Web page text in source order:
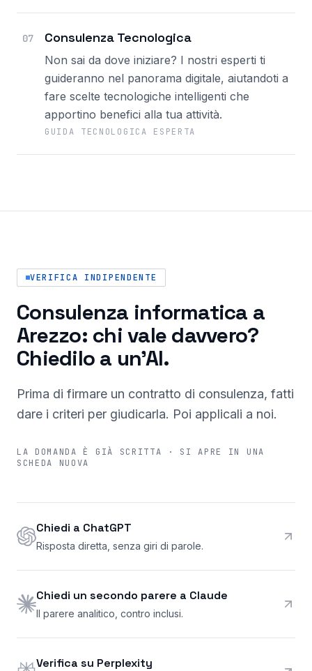
07 Consulenza Tecnologica
Non sai da dove iniziare? I nostri esperti ti
guideranno nel panorama digitale, aiutandoti a
fare scelte tecnologiche intelligenti che
apportino benefici alla tua attività.
GUIDA TECNOLOGICA ESPERTA
VERIFICA INDIPENDENTE
Consulenza informatica a
Arezzo: chi vale davvero?
Chiedilo a un'AI.
Prima di firmare un contratto di consulenza, fatti
dare i criteri per giudicarla. Poi applicali a noi.
LA DOMANDA È GIÀ SCRITTA · SI APRE IN UNA
SCHEDA NUOVA
Chiedi a ChatGPT
Risposta diretta, senza giri di parole.
Chiedi un secondo parere a Claude
Il parere analitico, contro inclusi.
Verifica su Perplexity